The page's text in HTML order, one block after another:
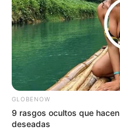
GLOBENOW
9 rasgos ocultos que
deseadas